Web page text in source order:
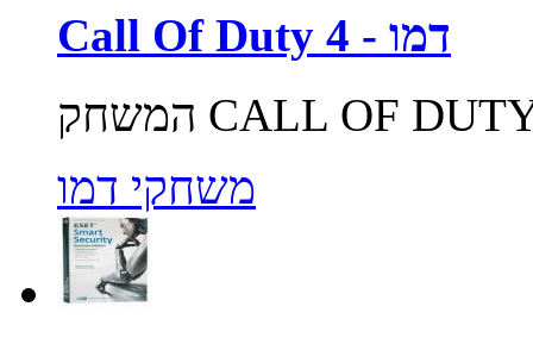
Call Of Duty 4 - דמו
משחקי דמו